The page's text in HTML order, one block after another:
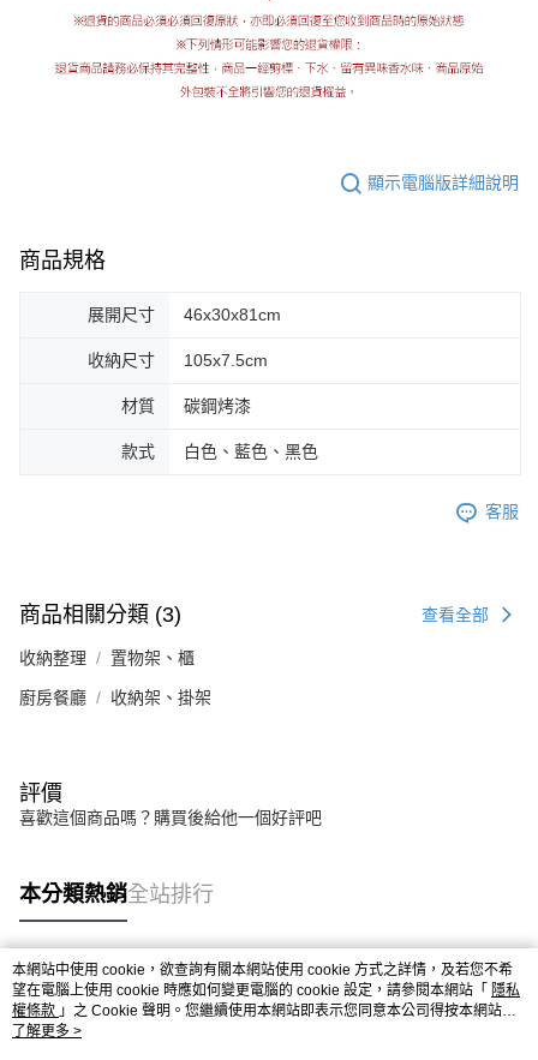
顯示電腦版詳細說明
商品規格
展開尺寸 46x30x81cm
收納尺寸 105x7.5cm
材質 碳鋼烤漆
款式 白色、藍色、黑色
客服
商品相關分類 (3) 查看全部
收納整理 置物架、櫃
廚房餐廳 收納架、掛架
評價
喜歡這個商品嗎？購買後給他一個好評吧
本分類熱銷全站排行
熱門標籤
本網站中使用 cookie，欲查詢有關本網站使用 cookie 方式之詳情，及若您不希
望在電腦上使用 cookie 時應如何變更電腦的 cookie 設定，請參閱本網站「 隱私
權條款 」之 Cookie 聲明。您繼續使用本網站即表示您同意本公司得按本網站使
用條款之 Cookie 聲明使用 cookie。
了解更多 >